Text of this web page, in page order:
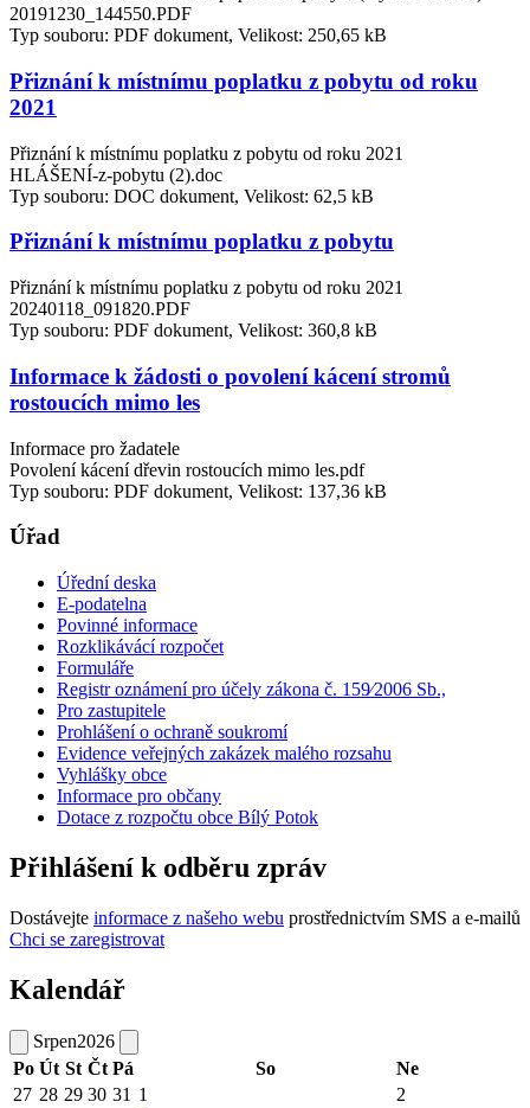
20191230_144550.PDF
Typ souboru: PDF dokument, Velikost: 250,65 kB
Přiznání k místnímu poplatku z pobytu od roku
2021
Přiznání k místnímu poplatku z pobytu od roku 2021
HLÁŠENÍ-z-pobytu (2).doc
Typ souboru: DOC dokument, Velikost: 62,5 kB
Přiznání k místnímu poplatku z pobytu
Přiznání k místnímu poplatku z pobytu od roku 2021
20240118_091820.PDF
Typ souboru: PDF dokument, Velikost: 360,8 kB
Informace k žádosti o povolení kácení stromů
rostoucích mimo les
Informace pro žadatele
Povolení kácení dřevin rostoucích mimo les.pdf
Typ souboru: PDF dokument, Velikost: 137,36 kB
Úřad
Úřední deska
E-podatelna
Povinné informace
Rozklikávácí rozpočet
Formuláře
Registr oznámení pro účely zákona č. 159⁄2006 Sb.,
Pro zastupitele
Prohlášení o ochraně soukromí
Evidence veřejných zakázek malého rozsahu
Vyhlášky obce
Informace pro občany
Dotace z rozpočtu obce Bílý Potok
Přihlášení k odběru zpráv
Dostávejte informace z našeho webu prostřednictvím SMS a e-mailů
Chci se zaregistrovat
Kalendář
Srpen2026
Po Út St Čt Pá So
Ne
27 28 29 30 31 1 2